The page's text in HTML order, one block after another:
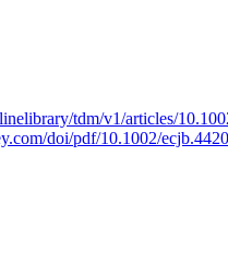
tdm/v1/articles/
doi/pdf/10.1002/